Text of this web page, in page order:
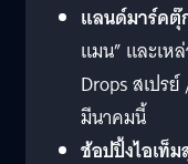
แลนด์มาร์ค
แมน” และเห
Drops สเปร
มีนาคมนี้
ช้อปปิ้งไอเท็